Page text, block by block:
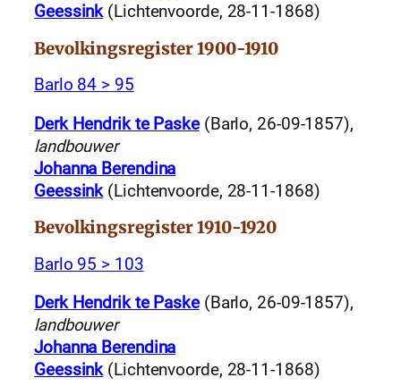
Geessink(Lichtenvoorde, 28-11-1868)
Bevolkingsregister 1900-1910
Barlo 84 > 95
Derk Hendrik te Paske(Barlo, 26-09-1857),
landbouwer
Johanna Berendina
Geessink(Lichtenvoorde, 28-11-1868)
Bevolkingsregister 1910-1920
Barlo 95 > 103
Derk Hendrik te Paske(Barlo, 26-09-1857),
landbouwer
Johanna Berendina
Geessink(Lichtenvoorde, 28-11-1868)